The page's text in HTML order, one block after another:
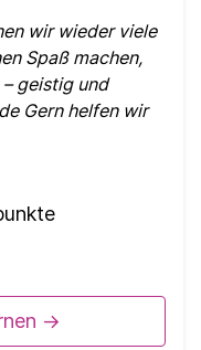
wir wieder viele
Spaß machen,
geistig und
Gern helfen wir
->